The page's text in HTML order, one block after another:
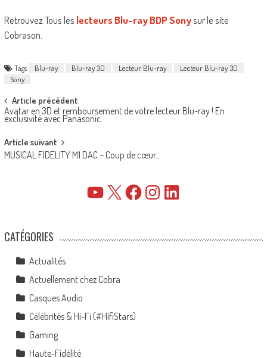
Retrouvez Tous les lecteurs Blu-ray BDP Sonysur le site
Cobrason.
Tags Blu-ray Blu-ray 3D Lecteur Blu-ray
Lecteur Blu-ray 3D
Sony
Post
navigation
Article précédent
Avatar en 3D et remboursement de votre lecteur Blu-ray ! En
exclusivité avec Panasonic.
Article suivant
MUSICAL FIDELITY M1 DAC – Coup de cœur…
YouTube FacebookInstagramLinkedIn
CATÉGORIES
Actualités
Actuellement chez Cobra
Casques Audio
Célébrités & Hi-Fi (#HifiStars)
Gaming
Haute-Fidélité